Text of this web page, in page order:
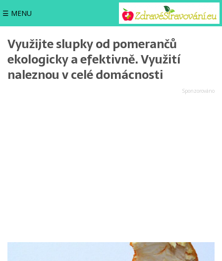
☰ MENU
Využijte slupky od pomerančů
ekologicky a efektivně. Využití
naleznou v celé domácnosti